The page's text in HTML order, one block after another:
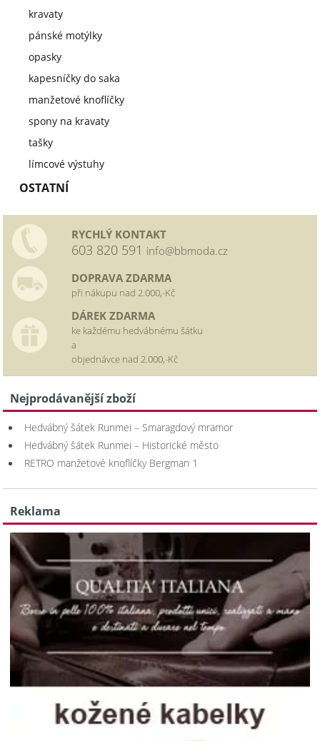
kravaty
pánské motýlky
opasky
kapesníčky do saka
manžetové knoflíčky
spony na kravaty
tašky
límcové výstuhy
OSTATNÍ
RYCHLÝ KONTAKT
603 820 591 info@bbmoda.cz
DOPRAVA ZDARMA
při nákupu nad 2.000,-Kč
DÁREK ZDARMA
ke každému hedvábnému šátku
a
objednávce nad 2.000,-Kč
Nejprodávanější zboží
Hedvábný šátek Runmei – Smaragdový mramor
Hedvábný šátek Runmei – Historické město
RETRO manžetové knoflíčky Bergman 1
Reklama